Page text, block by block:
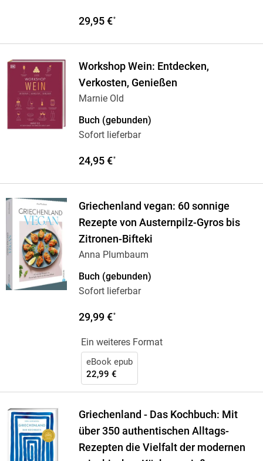
29,95 €*
Workshop Wein: Entdecken,
Verkosten, Genießen
Marnie Old
Buch (gebunden)
Sofort lieferbar
24,95 €*
Griechenland vegan: 60 sonnige
Rezepte von Austernpilz-Gyros bis
Zitronen-Bifteki
Anna Plumbaum
Buch (gebunden)
Sofort lieferbar
29,99 €*
Ein weiteres Format
eBook epub
22,99 €
Griechenland - Das Kochbuch: Mit
über 350 authentischen Alltags-
Rezepten die Vielfalt der modernen